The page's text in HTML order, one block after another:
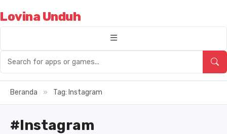
Lovina Unduh
Beranda » Tag: Instagram
#Instagram